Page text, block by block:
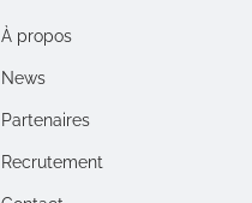
À propos
News
Partenaires
Recrutement